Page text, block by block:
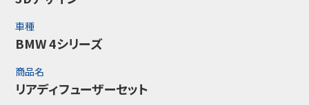
車種
BMW 4シリーズ
商品名
リアディフューザーセット